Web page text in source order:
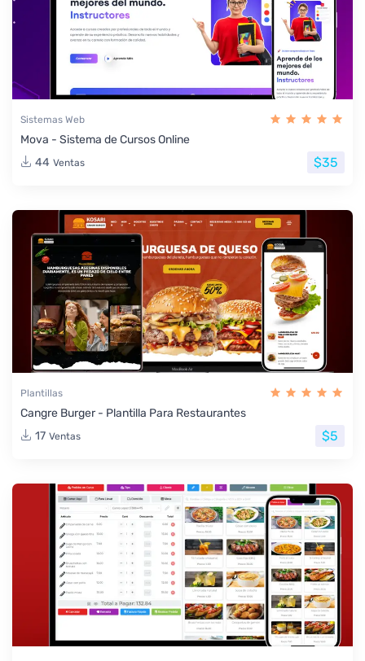
Sistemas Web
Mova - Sistema de Cursos Online
44 Ventas $35
Plantillas
Cangre Burger - Plantilla Para Restaurantes
17 Ventas $5